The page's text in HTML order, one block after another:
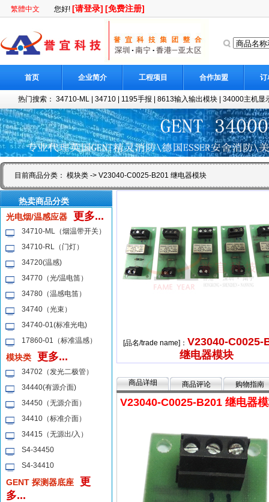
繁體中文 您好! [请登录] [免费注册]
首页 企业简介 工程项目 合作加盟 订
热门搜索： 34710-ML 34710 1195手报 8613输入输出模块 34000主机显
目前商品分类： 模块类 -> V23040-C0025-B201 继电器模块
热卖商品分类
光电烟/温感应器
更多...
34710-ML（烟温带开关）
34710-RL（门灯）
34720(温感)
34770（光/温电笛）
34780（温感电笛）
34740（光束）
34740-01(标准光电)
17860-01（标准温感）
模块类 更多...
34702（发光二极管）
34440(有源介面)
34450（无源介面）
34410（标准介面）
34415（无源出/入）
S4-34450
S4-34410
GENT 探测器底座
更
多...
[品名/trade name]： V23040-C0025-
继电器模块
商品详细 商品评论 购物指南
V23040-C0025-B201 继电器